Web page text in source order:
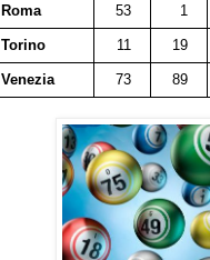
Roma 53 1
Torino 11 19
Venezia 73 89